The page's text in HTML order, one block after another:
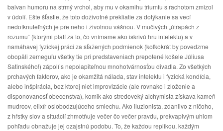
balvan humoru na strmý vrchol, aby mu v okamihu triumfu s rachotom zmizol
v údolí. Ešte šťastie, že toto doživotné prekliatie za dotýkanie sa vecí
nedotknuteľných je pre neho i životnou vášňou. V mučivých „útrapách z
rozumu“ (ktorými platí za to, čo vnímame ako iskrivú hru intelektu) a v
namáhavej fyzickej práci za sťažených podmienok (koľkokrát by povedzme
obopäli zemeguľu všetky tie pri predstaveniach prepotené košele Júliusa
Satinského!) zápolí s nepolapiteľnou mnohotvárnosťou divadla. Zo všetkých
prchavých faktorov, ako je okamžitá nálada, stav intelektu i fyzická kondícia,
alebo inšpirácia, bez ktorej niet improvizácie (ale rovnako i zloženie a
disponovanosť obecenstva), komik ako stredoveký alchymista získava kameň
mudrcov, elixír oslobodzujúceho smiechu. Ako iluzionista, zdanlivo z ničoho,
z hŕstky slov a situácií zhmotňuje večer čo večer pravdu, prekvapivým uhlom
pohľadu obnažuje jej ozajstnú podobu. To, že každou replikou, každým